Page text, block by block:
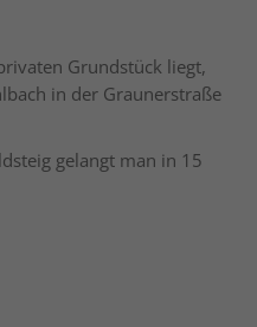
Grundstück liegt,
in der Graunerstraße
gelangt man in 15